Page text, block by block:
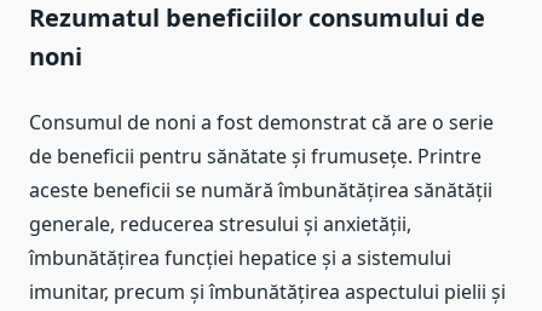
Rezumatul beneficiilor consumului de
noni
Consumul de noni a fost demonstrat că are o serie
de beneficii pentru sănătate și frumusețe. Printre
aceste beneficii se numără îmbunătățirea sănătății
generale, reducerea stresului și anxietății,
îmbunătățirea funcției hepatice și a sistemului
imunitar, precum și îmbunătățirea aspectului pielii și